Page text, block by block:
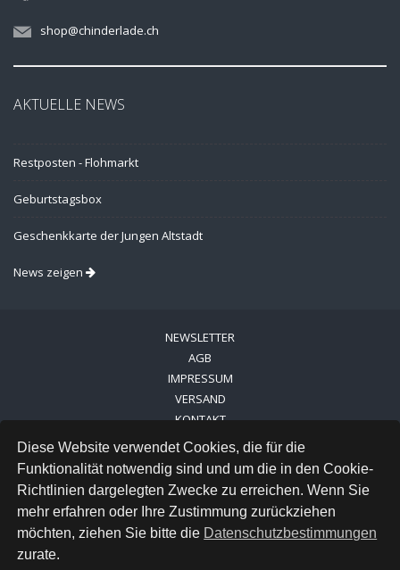
Diese Website verwendet Cookies, die für die
Funktionalität notwendig sind und um die in den Cookie-
Richtlinien dargelegten Zwecke zu erreichen. Wenn Sie
mehr erfahren oder Ihre Zustimmung zurückziehen
möchten, ziehen Sie bitte die Datenschutzbestimmungen
zurate.
shop@chinderlade.ch
AKTUELLE NEWS
Restposten - Flohmarkt
Geburtstagsbox
Geschenkkarte der Jungen Altstadt
News zeigen
NEWSLETTER
AGB
IMPRESSUM
VERSAND
KONTAKT
LINKS
DATENSCHUTZ
INSTAGRAM